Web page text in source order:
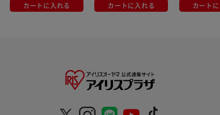
カートに入れる カートに入れる カート